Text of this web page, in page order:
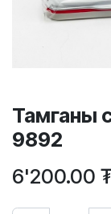
Тамганы
9892
6'200.00